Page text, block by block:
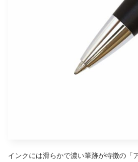
インクには滑らかで濃い筆跡が特徴の「